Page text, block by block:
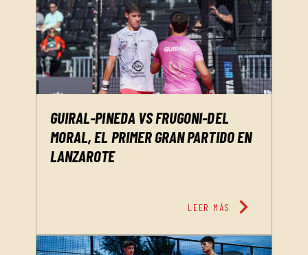
GUIRAL-PINEDA VS FRUGONI-DEL
MORAL, EL PRIMER GRAN PARTIDO EN
LANZAROTE
LEER MÁS chevron_right